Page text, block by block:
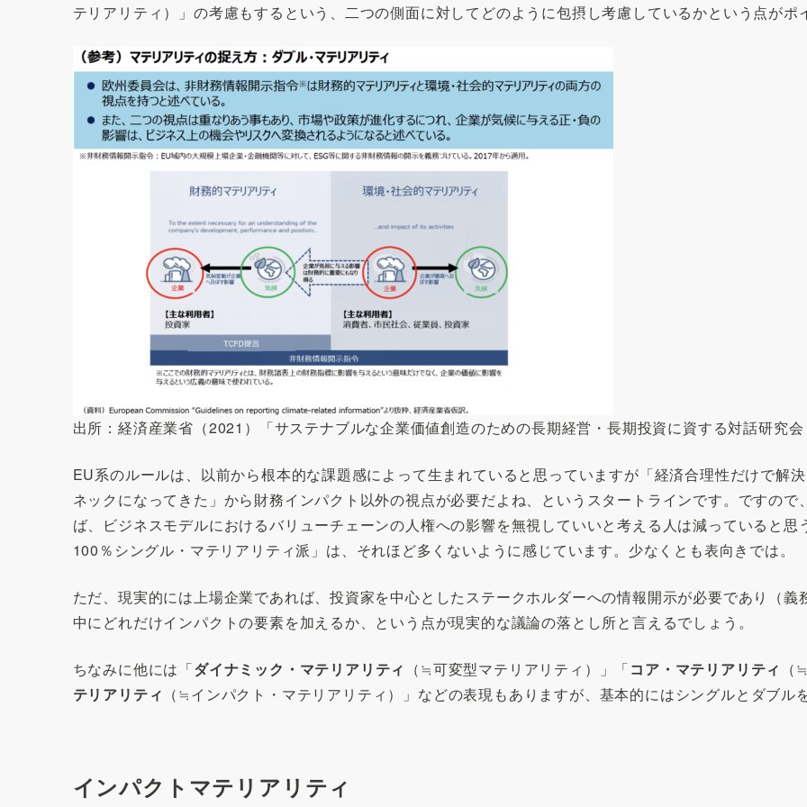
テリアリティ）」の考慮もするという、二つの側面に対してどのように包摂し考慮しているかという点がポ
出所：経済産業省（2021）「サステナブルな企業価値創造のための長期経営・長期投資に資する対話研究
EU系のルールは、以前から根本的な課題感によって生まれていると思っていますが「経済合理性だけで解
ネックになってきた」から財務インパクト以外の視点が必要だよね、というスタートラインです。ですの
ば、ビジネスモデルにおけるバリューチェーンの人権への影響を無視していいと考える人は減っていると
100％シングル・マテリアリティ派」は、それほど多くないように感じています。少なくとも表向きでは。
ただ、現実的には上場企業であれば、投資家を中心としたステークホルダーへの情報開示が必要であり（
中にどれだけインパクトの要素を加えるか、という点が現実的な議論の落とし所と言えるでしょう。
ちなみに他には「ダイナミック・マテリアリティ （≒可変型マテリアリティ）」「コア・マテリアリティ
テリアリティ （≒インパクト・マテリアリティ）」などの表現もありますが、基本的にはシングルとダブル
インパクトマテリアリティ